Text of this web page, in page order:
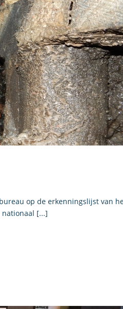
op de erkenningslijst van
nationaal [...]